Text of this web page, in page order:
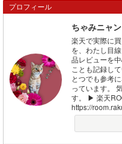
プロフィール
ちゃみニャ
楽天で実際に
を、わたし目
品レビューを
ことも記録し
とつでも参考
っています。
す。 ▶ 楽天
https://